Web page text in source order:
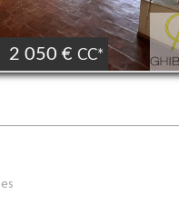
2 050 € CC*